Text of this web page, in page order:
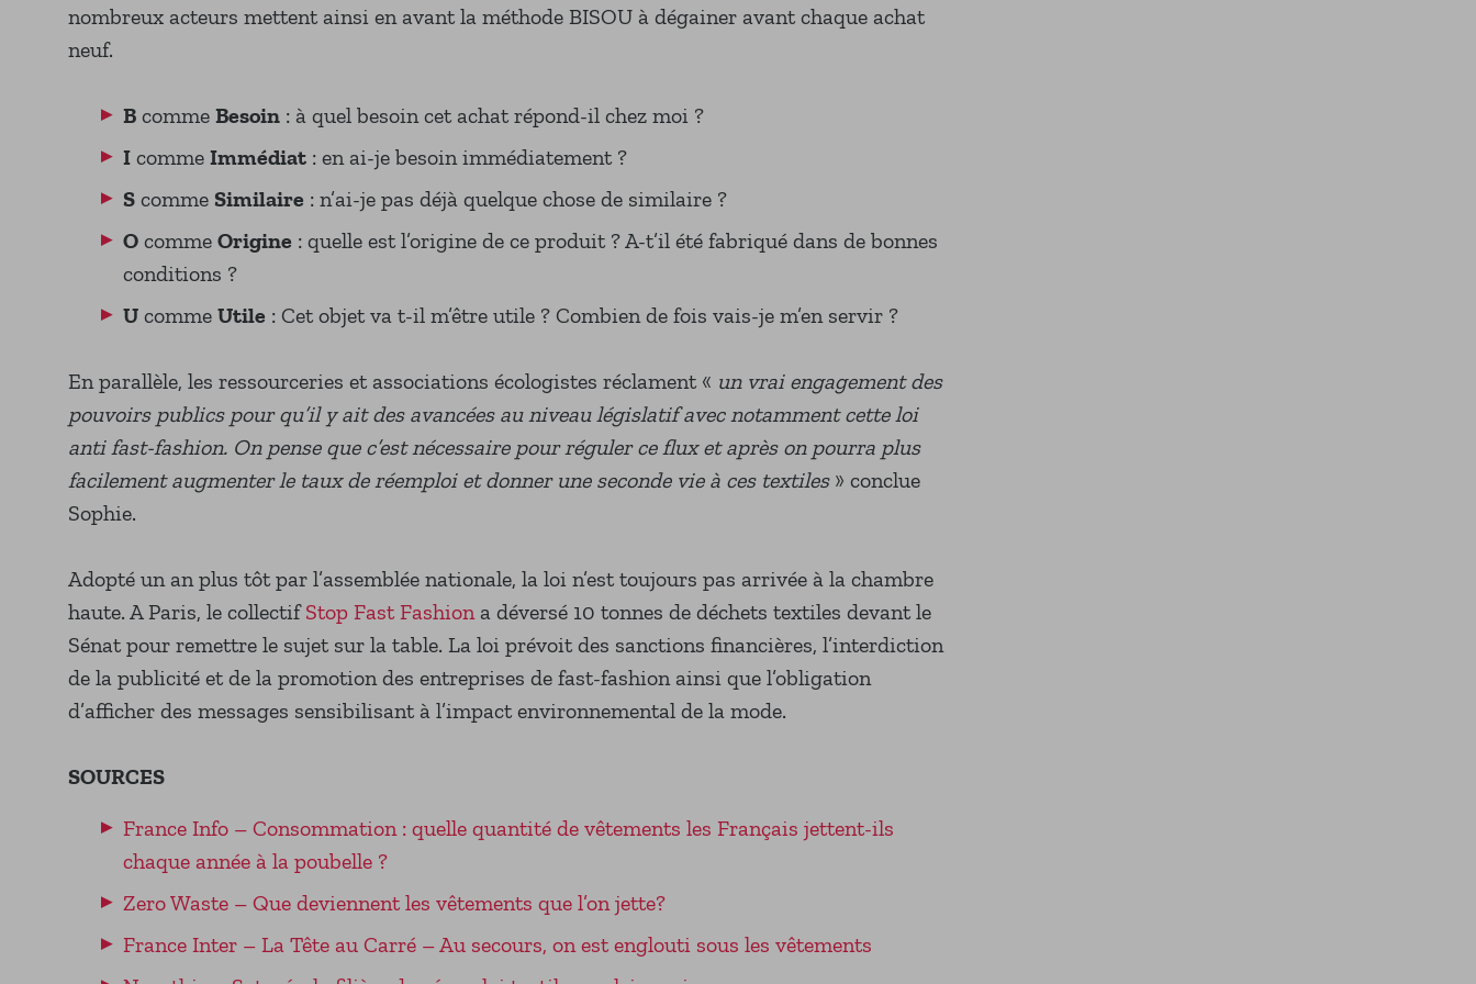
nombreux acteurs mettent ainsi en avant la méthode BISOU à dégainer avant chaque achat
neuf.
B comme Besoin : à quel besoin cet achat répond-il chez moi ?
I comme Immédiat : en ai-je besoin immédiatement ?
S comme Similaire : n’ai-je pas déjà quelque chose de similaire ?
O comme Origine : quelle est l’origine de ce produit ? A-t’il été fabriqué dans de bonnes
conditions ?
U comme Utile : Cet objet va t-il m’être utile ? Combien de fois vais-je m’en servir ?
En parallèle, les ressourceries et associations écologistes réclament « un vrai engagement des
pouvoirs publics pour qu’il y ait des avancées au niveau législatif avec notamment cette loi
anti fast-fashion. On pense que c’est nécessaire pour réguler ce flux et après on pourra plus
facilement augmenter le taux de réemploi et donner une seconde vie à ces textiles» conclue
Sophie.
Adopté un an plus tôt par l’assemblée nationale, la loi n’est toujours pas arrivée à la chambre
haute. A Paris, le collectifStop Fast Fashiona déversé 10 tonnes de déchets textiles devant le
Sénat pour remettre le sujet sur la table. La loi prévoit des sanctions financières, l’interdiction
de la publicité et de la promotion des entreprises de fast-fashion ainsi que l’obligation
d’afficher des messages sensibilisant à l’impact environnemental de la mode.
SOURCES
France Info – Consommation : quelle quantité de vêtements les Français jettent-ils
chaque année à la poubelle ?
Zero Waste – Que deviennent les vêtements que l’on jette?
France Inter – La Tête au Carré – Au secours, on est englouti sous les vêtements